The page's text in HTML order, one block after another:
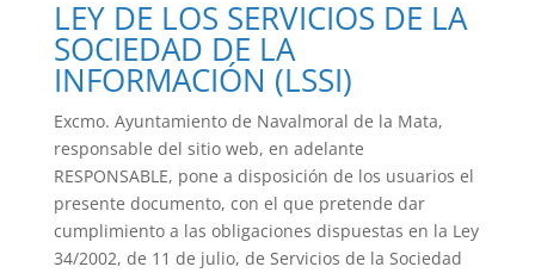
LEY DE LOS SERVICIOS DE LA
SOCIEDAD DE LA
INFORMACIÓN (LSSI)
Excmo. Ayuntamiento de Navalmoral de la Mata,
responsable del sitio web, en adelante
RESPONSABLE, pone a disposición de los usuarios el
presente documento, con el que pretende dar
cumplimiento a las obligaciones dispuestas en la Ley
34/2002, de 11 de julio, de Servicios de la Sociedad